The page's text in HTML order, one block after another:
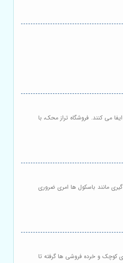
می کنند. فروشگاه تراز محک، با
مانند باسکول ها امری ضروری
کوچک و خرده فروشی ها گرفته تا